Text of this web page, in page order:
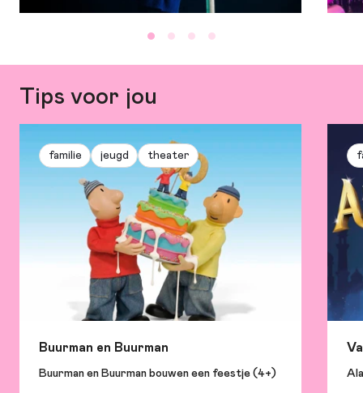
en Astrid Henn | vertaling: Jaap
Veenstra
Tips voor jou
familie jeugd theater
Buurman en Buurman
Buurman en Buurman bouwen een feestje (4+)